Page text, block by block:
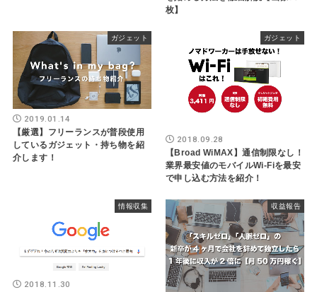
枚】
ガジェット
2019.01.14
【厳選】フリーランスが普段使用
しているガジェット・持ち物を紹
介します！
ガジェット
2018.09.28
【Broad WiMAX】通信制限なし！
業界最安値のモバイルWi-Fiを最安
で申し込む方法を紹介！
情報収集
2018.11.30
収益報告